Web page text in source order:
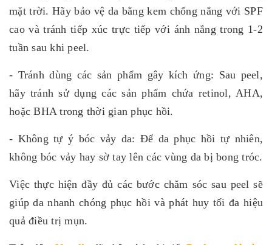
mặt trời. Hãy bảo vệ da bằng kem chống nắng với SPF
cao và tránh tiếp xúc trực tiếp với ánh nắng trong 1-2
tuần sau khi peel.
- Tránh dùng các sản phẩm gây kích ứng: Sau peel,
hãy tránh sử dụng các sản phẩm chứa retinol, AHA,
hoặc BHA trong thời gian phục hồi.
- Không tự ý bóc vảy da: Để da phục hồi tự nhiên,
không bóc vảy hay sờ tay lên các vùng da bị bong tróc.
Việc thực hiện đầy đủ các bước chăm sóc sau peel sẽ
giúp da nhanh chóng phục hồi và phát huy tối đa hiệu
quả điều trị mụn.